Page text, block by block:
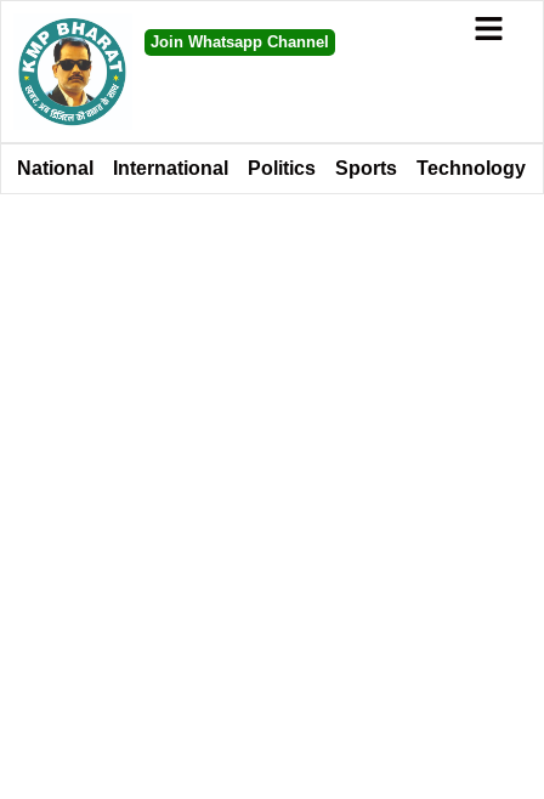
Join Whatsapp Channel
National International Politics Sports Technology